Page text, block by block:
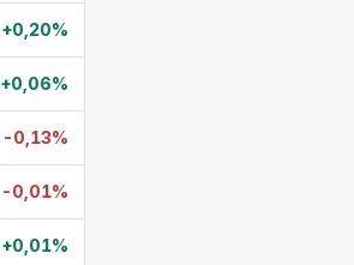
+0,20%
+0,06%
-0,13%
-0,01%
+0,01%